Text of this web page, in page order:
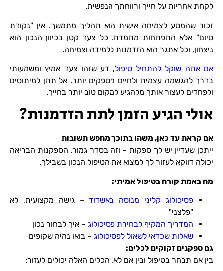
לקחת אחריות על חייך ורווחתך הנפשית.
זכור שהמסע לצמיחה אישית הוא תהליך מתמשך. אין "נקודת
סיום" אלא התפתחות מתמדת. כל צעד קטן בכיוון הנכון הוא
ניצחון, וכל אתגר הוא הזדמנות ללמידה וצמיחה.
אם אתה שוקל להתחיל טיפול, דע שזהו צעד אמיץ ומשמעותי
בדרך להגשמה עצמית ולחיים מספקים יותר. אל תתן למיתוסים
ולפחדים לעצור אותך מלהגיע למקום טוב יותר בחייך.
אולי הגיע הזמן לתת הזדמנות?
אם קראת עד כאן, משהו בתוכך מחפש תשובות
ייתכן שעדיין יש לך ספקות – וזה בסדר גמור. הספקנות הבריאה
יכולה דווקא לעזור לך למצוא את הטיפול הנכון בשבילך.
מה באמת קורה בטיפול אמיתי:
פסיכולוג קליני מנוסה באשדוד– גישה מקצועית, לא
"פלצני"
המדריך המקיף לבחירת פסיכולוג – איך לבחור נכון
שאלות שכדאי לשאול לפסיכולוג – בואו נהיה שקופים
גם ספקנים זקוקים לכלים:
בין אם תבחר בטיפול ובין אם לא, הכלים האלה יכולים לעזור: